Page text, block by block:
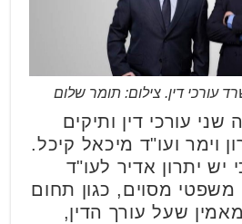
עורכי דין. צילום: תומר שלום
עורכי דין ותיקים
וימר ועו"ד מיכאל קיכל.
יש יתרון אדיר לעו"ד
מסוים, כגון תחום
שעל עורך הדין,